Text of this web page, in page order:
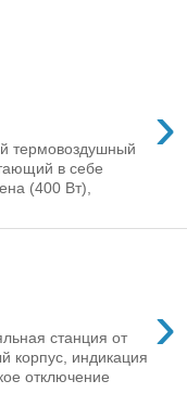
›
термовоздушный
в себе
(400 Вт),
›
станция от
корпус, индикация
отключение